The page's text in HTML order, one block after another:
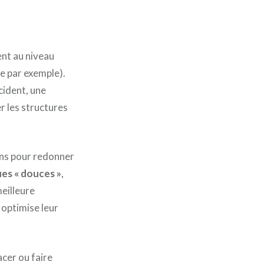
au niveau
par exemple).
une
les structures
pour redonner
« douces »,
leur
ou faire